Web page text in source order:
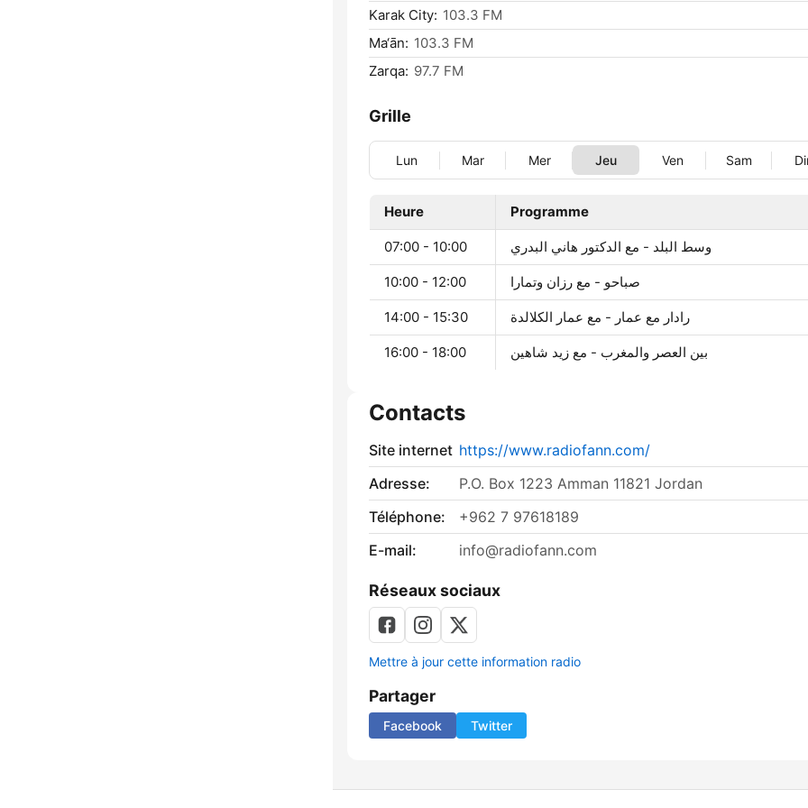
Karak City: 103.3 FM
Ma‘ān: 103.3 FM
Zarqa: 97.7 FM
Grille
Lun Mar Mer Jeu Ven Sam
Heure Programme
07:00 - 10:00 وسط البلد - مع الدكتور هاني البدري
10:00 - 12:00 صباحو - مع رزان وتمارا
14:00 - 15:30 رادار مع عمار - مع عمار الكلالدة
16:00 - 18:00 بين العصر والمغرب - مع زيد شاهين
Contacts
Site internet https://www.radiofann.com/
Adresse:
P.O. Box 1223 Amman 11821 Jordan
Téléphone:
+962 7 97618189
E-mail:
info@radiofann.com
Réseaux sociaux
Mettre à jour cette information radio
Partager
Facebook Twitter